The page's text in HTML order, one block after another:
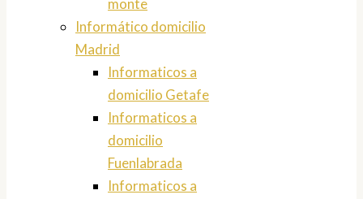
monte
Informático domicilio
Madrid
Informaticos a
domicilio Getafe
Informaticos a
domicilio
Fuenlabrada
Informaticos a